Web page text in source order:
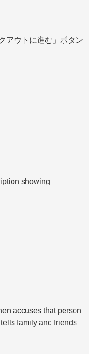
アウトに進む」ボタン
showing
accuses that person
family and friends